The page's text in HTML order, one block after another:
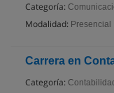
Categoría:
Modalidad: Presencial
Carrera en
Categoría: